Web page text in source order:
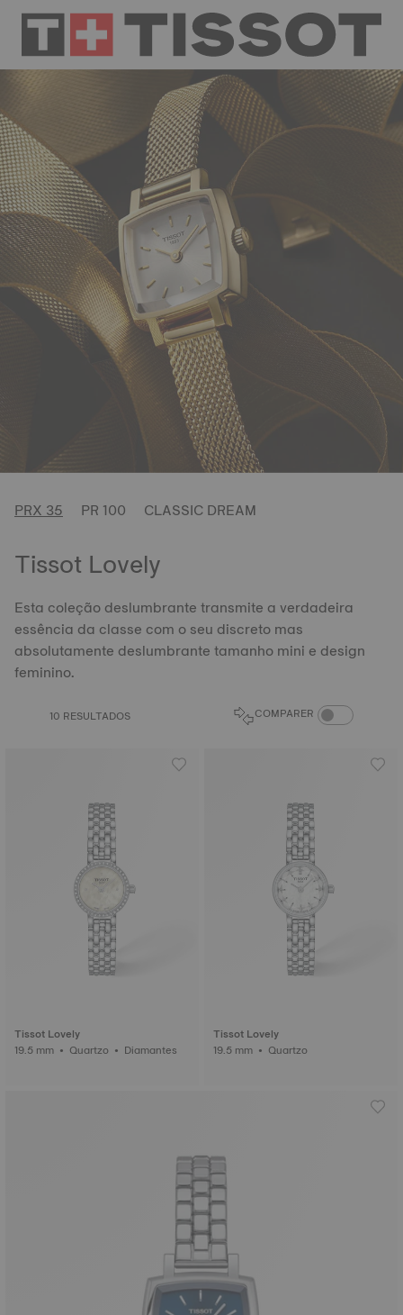
PRX 35 PR 100 CLASSIC DREAM
Tissot Lovely
Esta coleção deslumbrante transmite a verdadeira
essência da classe com o seu discreto mas
absolutamente deslumbrante tamanho mini e design
feminino.
10 RESULTADOS COMPARER COMPARE
Tissot Lovely
19.5 mm • Quartzo • Diamantes
Tissot Lovely
19.5 mm • Quartzo